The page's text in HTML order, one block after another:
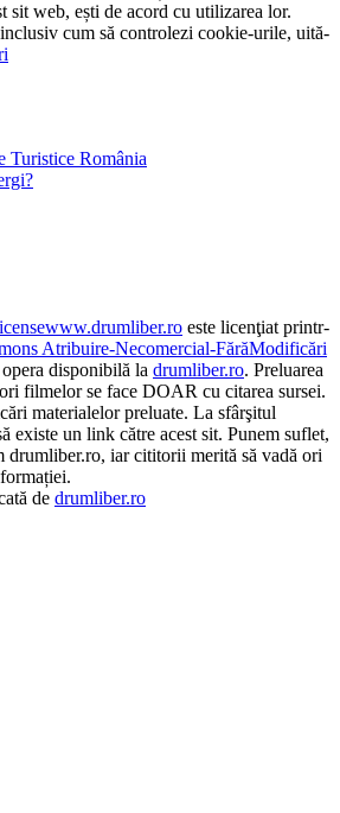
uri: acest sit folosește cookie-uri. Dacă
sit web, ești de acord cu utilizarea lor.
cum să controlezi cookie-urile, uită-
România
www.drumliber.roeste licenţiat printr-
Atribuire-Necomercial-FărăModificări
opera disponibilă ladrumliber.ro. Preluarea
filmelor se face DOAR cu citarea sursei.
materialelor preluate. La sfârşitul
existe un link către acest sit. Punem suflet,
drumliber.ro, iar cititorii merită să vadă ori